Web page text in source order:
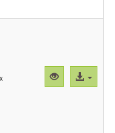
07-05)
Vista
previa
Acceso
al